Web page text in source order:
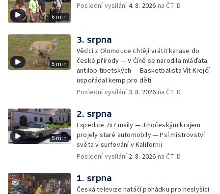
6 min
Poslední vysílání4. 8. 2026 na ČT :D
5 min
3. srpna
Vědci z Olomouce chtějí vrátit karase do
české přírody — V Číně se narodila mláďata
antilop tibetských — Basketbalista Vít Krejčí
uspořádal kemp pro děti
Poslední vysílání3. 8. 2026 na ČT :D
5 min
2. srpna
Expedice 7x7 maily — Jihočeským krajem
projely staré automobily — Psí mistrovství
světa v surfování v Kalifornii
Poslední vysílání 2. 8. 2026 na ČT :D
1. srpna
Česká televize natáčí pohádku pro neslyšící